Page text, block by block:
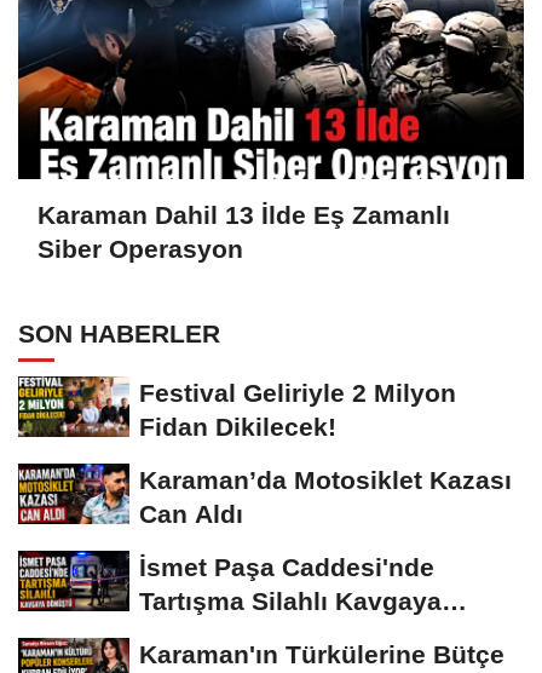
Karaman Dahil 13 İlde Eş Zamanlı
Siber Operasyon
SON HABERLER
Festival Geliriyle 2 Milyon
Fidan Dikilecek!
Karaman’da Motosiklet Kazası
Can Aldı
İsmet Paşa Caddesi'nde
Tartışma Silahlı Kavgaya
Karaman'ın Türkülerine Bütçe